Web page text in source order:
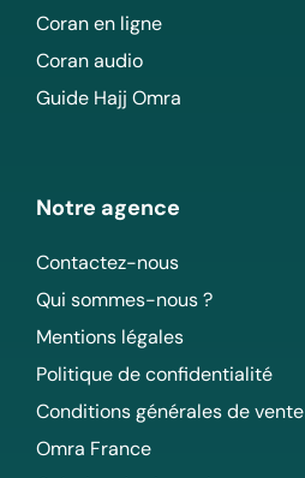
Coran en ligne
Coran audio
Guide Hajj Omra
Notre agence
Contactez-nous
Qui sommes-nous ?
Mentions légales
Politique de confidentialité
Conditions générales de vente
Omra France